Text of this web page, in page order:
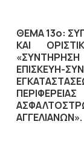
ΘΕΜΑ 13ο:
ΚΑΙ
ΕΠΙΣΚΕΥΗ-
ΑΓΓΕΛΙΑΝΩΝ».